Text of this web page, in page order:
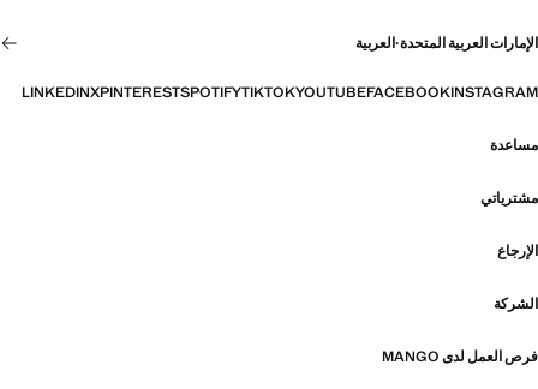
الإمارات العربية المتحدة·العربية
INSTAGRAM
FACEBOOK
YOUTUBE
TIKTOK
SPOTIFY
PINTEREST
X
LINKEDIN
مساعدة
مشترياتي
الإرجاع
الشركة
فرص العمل لدى MANGO